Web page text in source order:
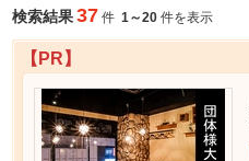
検索結果37 件 1～20 件を表示
【PR】